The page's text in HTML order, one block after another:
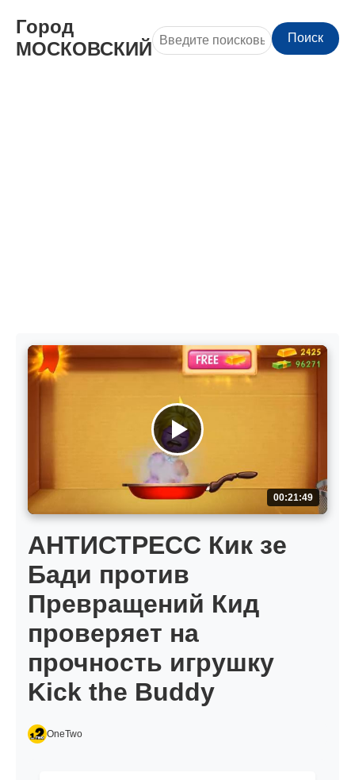
Город
МОСКОВСКИЙ
Поиск
00:21:49
АНТИСТРЕСС Кик зе
Бади против
Превращений Кид
проверяет на
прочность игрушку
Kick the Buddy
OneTwo